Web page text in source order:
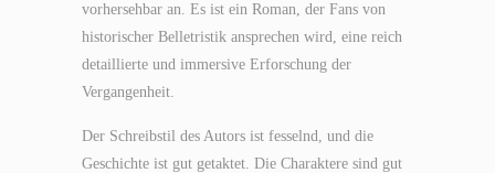
vorhersehbar an. Es ist ein Roman, der Fans von
historischer Belletristik ansprechen wird, eine reich
detaillierte und immersive Erforschung der
Vergangenheit.
Der Schreibstil des Autors ist fesselnd, und die
Geschichte ist gut getaktet. Die Charaktere sind gut